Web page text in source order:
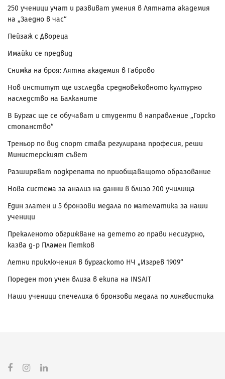
250 ученици учат и развиват умения в Лятната академия
на „Заедно в час“
Пейзаж с Двореца
Имайки се предвид
Снимка на броя: Лятна академия в Габрово
Нов институт ще изследва средновековното културно
наследство на Балканите
В Бургас ще се обучават и студенти в направление „Горско
стопанство“
Треньор по вид спорт става регулирана професия, реши
Министерският съвет
Разширяват подкрепата по приобщаващото образование
Нова система за анализ на данни в близо 200 училища
Един златен и 5 бронзови медала по математика за наши
ученици
Прекаленото обгрижване на детето го прави несигурно,
казва д-р Пламен Петков
Летни приключения в бургаското НЧ „Изгрев 1909“
Пореден топ учен влиза в екипа на INSAIT
Наши ученици спечелиха 6 бронзови медала по лингвистика